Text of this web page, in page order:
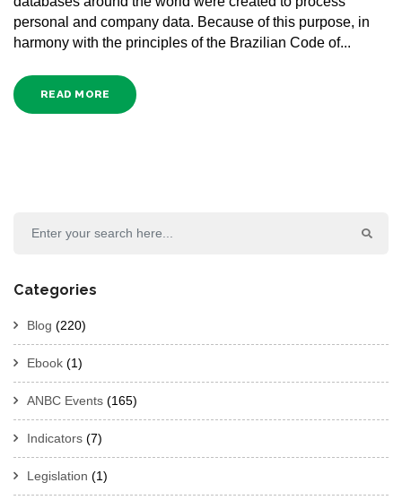
personal and company data. Because of this purpose, in
harmony with the principles of the Brazilian Code of...
READ MORE
Categories
Blog (220)
Ebook (1)
ANBC Events (165)
Indicators (7)
Legislation (1)